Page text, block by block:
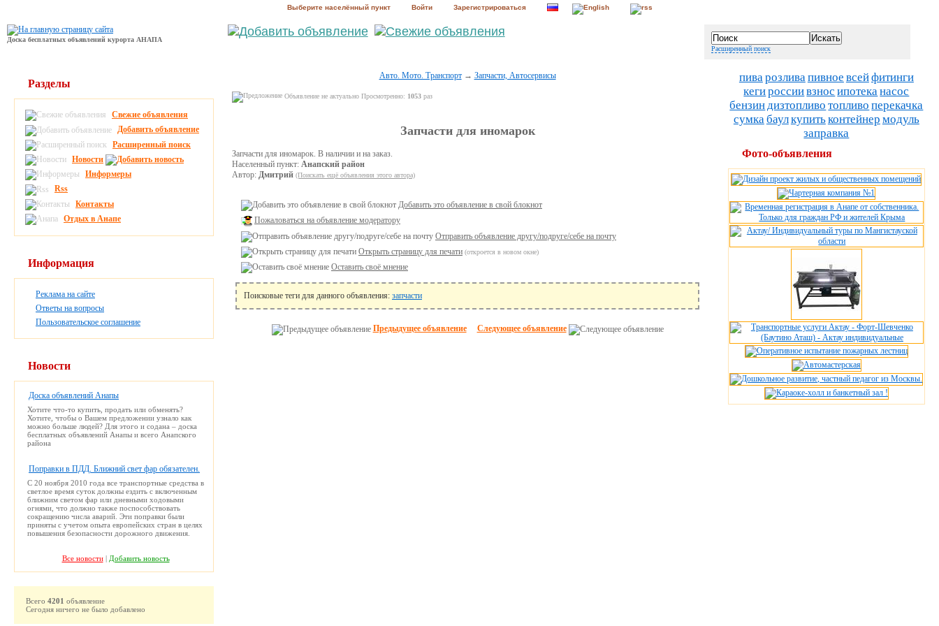
Выберите населённый пункт Войти Зарегистрироваться
Доска бесплатных объявлений курорта АНАПА
Расширенный поиск
Авто. Мото. Транспорт→ Запчасти, Автосервисы
Объявление не актуально Просмотренно: 1053раз
Запчасти для иномарок
Запчасти для иномарок. В наличии и на заказ.
Населенный пункт: Анапский район
Автор: Дмитрий (Поискать ещё объявления этого автора)
Добавить это объявление в свой блокнот
Пожаловаться на объявление модератору
Отправить объявление другу/подруге/себе на почту
Открыть страницу для печати (откроется в новом окне)
Оставить своё мнение
Поисковые теги для данного объявления: запчасти
Предыдущее объявление Следующее объявление
Разделы
Свежие объявления
Добавить объявление
Расширенный поиск
Новости
Информеры
Rss
Контакты
Отдых в Анапе
Информация
Реклама на сайте
Ответы на вопросы
Пользовательское соглашение
Новости
Доска объявлений Анапы
Хотите что-то купить, продать или обменять?
Хотите, чтобы о Вашем предложении узнало как
можно больше людей? Для этого и содана – доска
бесплатных объявлений Анапы и всего Анапского
района
Поправки в ПДД. Ближний свет фар обязателен.
С 20 ноября 2010 года все транспортные средства в
светлое время суток должны ездить с включенным
ближним светом фар или дневными ходовыми
огнями, что должно также поспособствовать
сокращению числа аварий. Эти поправки были
приняты с учетом опыта европейских стран в целях
повышения безопасности дорожного движения.
Все новости| Добавить новость
Всего 4201 объявление
Сегодня ничего не было добавлено
пиварозливапивное всейфитинги
кегироссиивзнос ипотеканасос
бензиндизтопливо топливо перекачка
сумкабаулкупитьконтейнер модуль
заправка
Фото-объявления